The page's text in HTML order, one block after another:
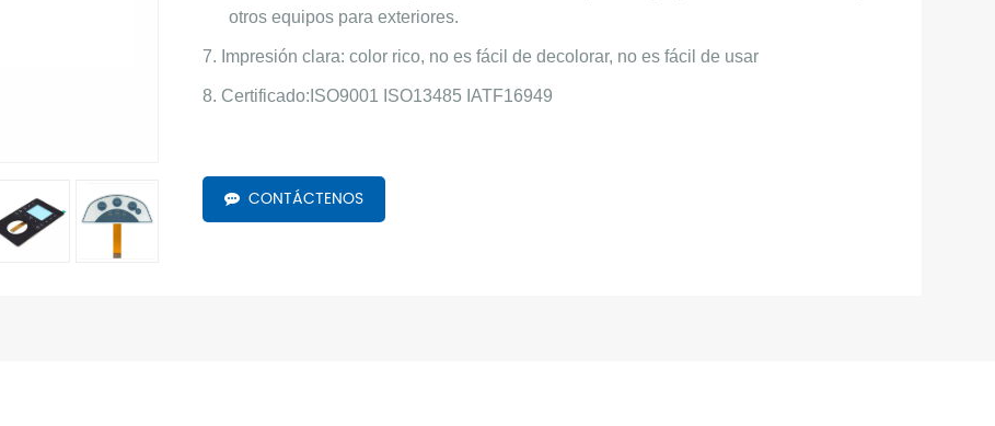
otros equipos para exteriores.
7. Impresión clara: color rico, no es fácil de decolorar, no es fácil de usar
8. Certificado:ISO9001 ISO13485 IATF16949
CONTÁCTENOS